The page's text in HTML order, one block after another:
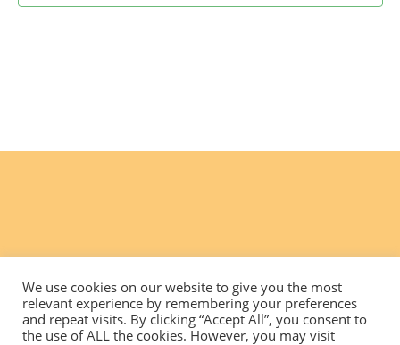
We use cookies on our website to give you the most
relevant experience by remembering your preferences
and repeat visits. By clicking “Accept All”, you consent to
the use of ALL the cookies. However, you may visit